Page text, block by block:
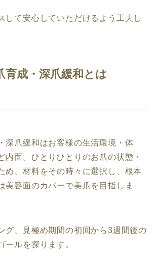
して安心していただけるよう工夫し
育成・深爪緩和とは
深爪緩和はお客様の生活環境・体
内面。ひとりひとりのお爪の状態・
め、材料をその時々に選択し、根本
美容面のカバーで美爪を目指しま
グ、見極め期間の初回から3週間後の
ールを探ります。